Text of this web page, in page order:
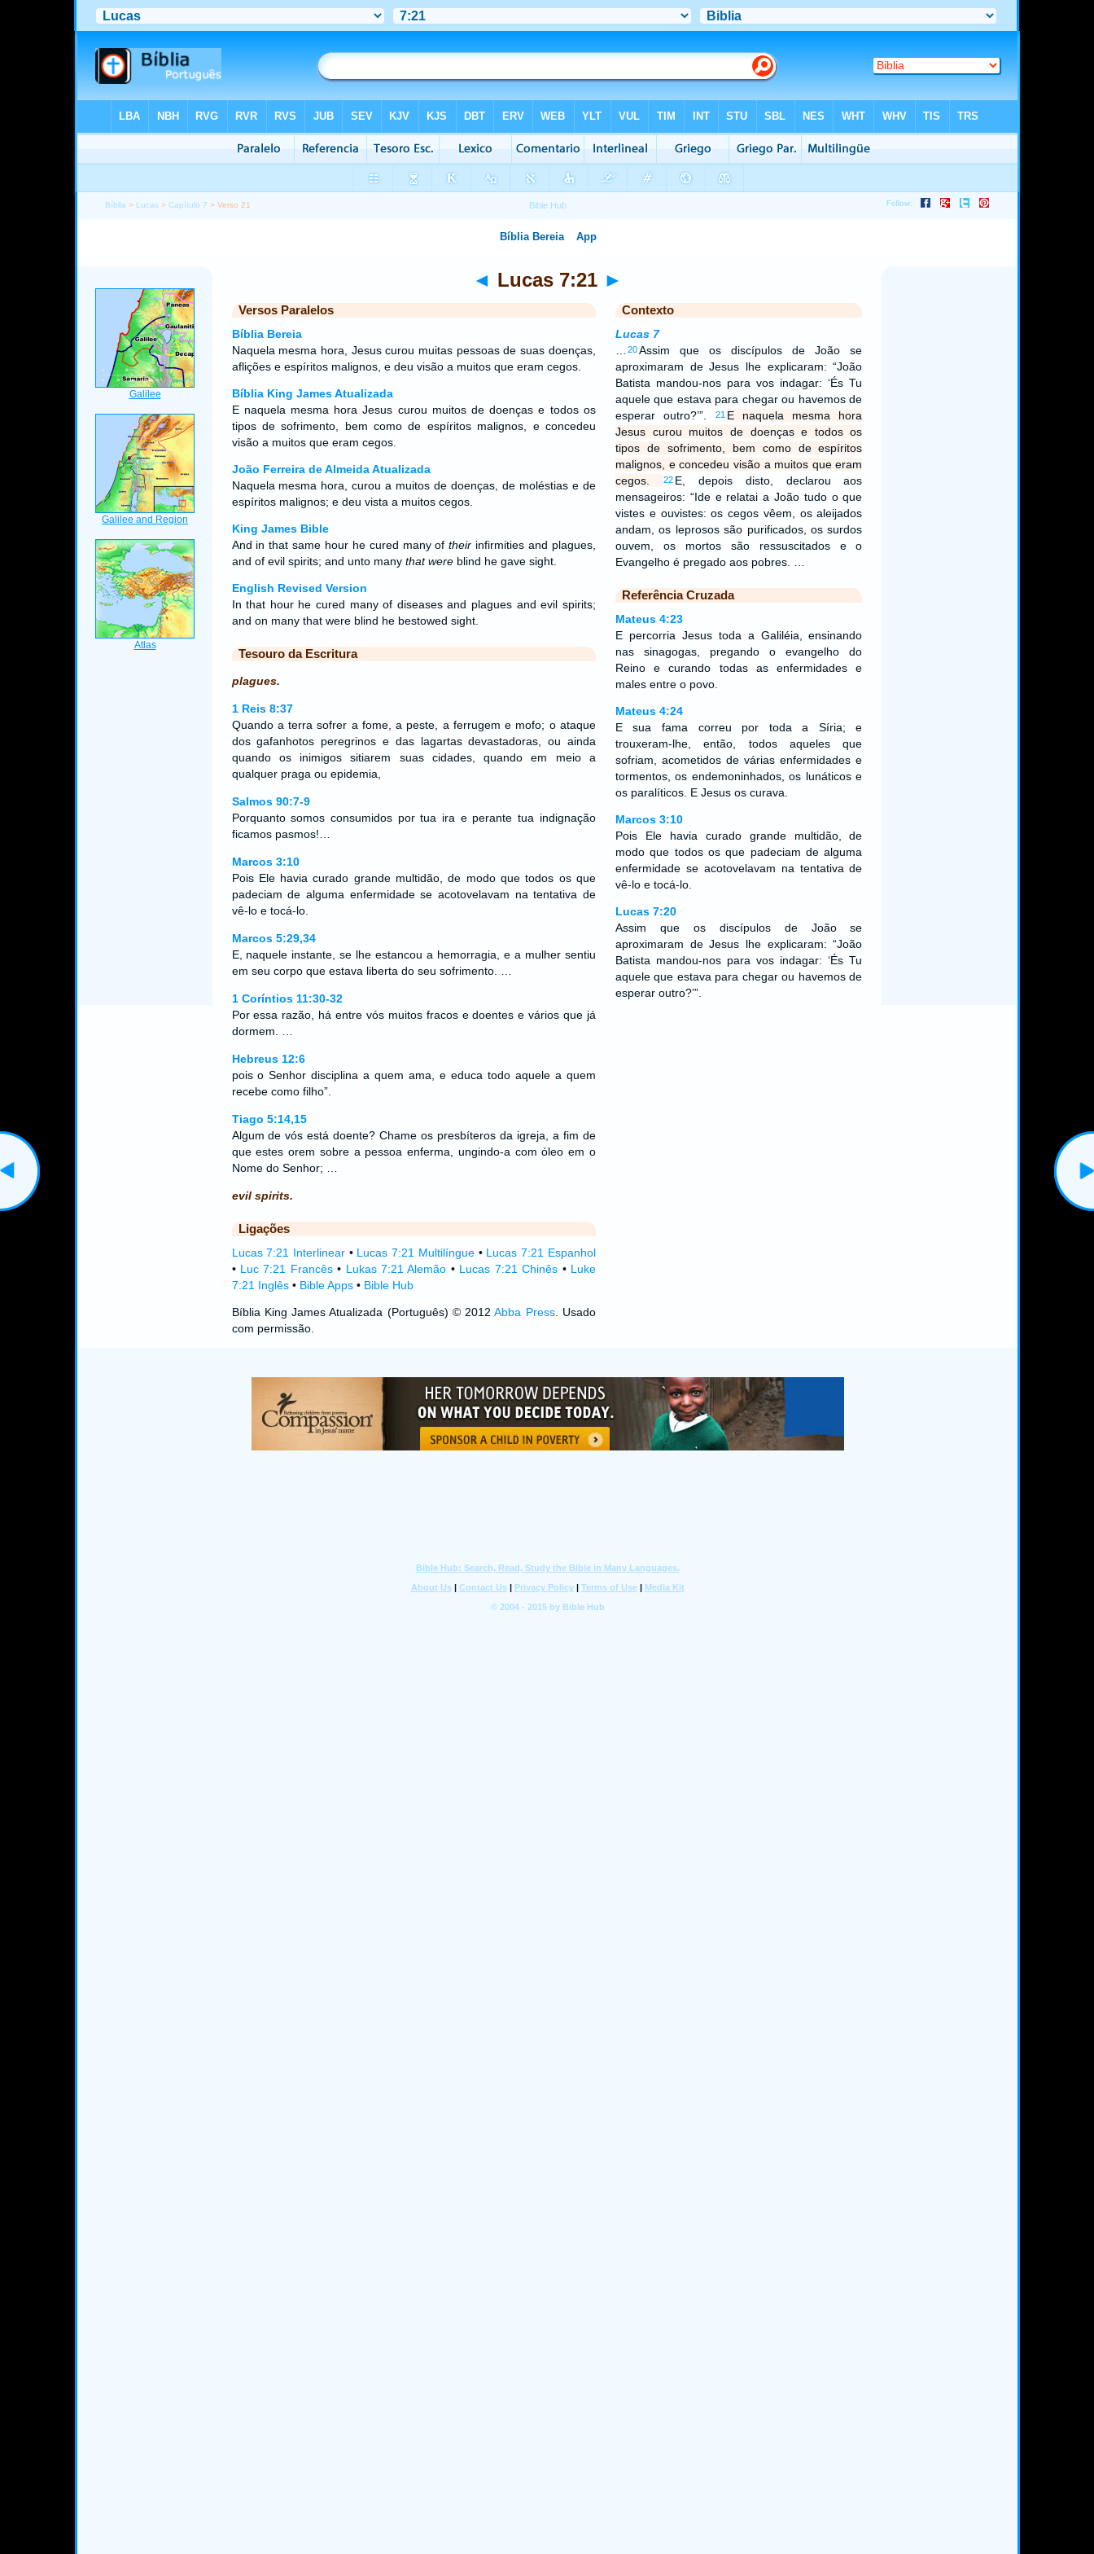
Bíblia > Lucas >Capítulo 7 > Verso 21
◄ Lucas 7:21 ►
Versos Paralelos
Bíblia Bereia
Naquela mesma hora, Jesus curou muitas pessoas de suas doenças,
aflições e espíritos malignos, e deu visão a muitos que eram cegos.
Bíblia King James Atualizada
E naquela mesma hora Jesus curou muitos de doenças e todos os
tipos de sofrimento, bem como de espíritos malignos, e concedeu
visão a muitos que eram cegos.
João Ferreira de Almeida Atualizada
Naquela mesma hora, curou a muitos de doenças, de moléstias e de
espíritos malignos; e deu vista a muitos cegos.
King James Bible
And in that same hour he cured many oftheir infirmities and plagues,
and of evil spirits; and unto many that wereblind he gave sight.
English Revised Version
In that hour he cured many of diseases and plagues and evil spirits;
and on many that were blind he bestowed sight.
Tesouro da Escritura
plagues.
1 Reis 8:37
Quando a terra sofrer a fome, a peste, a ferrugem e mofo; o ataque
dos gafanhotos peregrinos e das lagartas devastadoras, ou ainda
quando os inimigos sitiarem suas cidades, quando em meio a
qualquer praga ou epidemia,
Salmos 90:7-9
Porquanto somos consumidos por tua ira e perante tua indignação
ficamos pasmos!…
Marcos 3:10
Pois Ele havia curado grande multidão, de modo que todos os que
padeciam de alguma enfermidade se acotovelavam na tentativa de
vê-lo e tocá-lo.
Marcos 5:29,34
E, naquele instante, se lhe estancou a hemorragia, e a mulher sentiu
em seu corpo que estava liberta do seu sofrimento. …
1 Coríntios 11:30-32
Por essa razão, há entre vós muitos fracos e doentes e vários que já
dormem. …
Hebreus 12:6
pois o Senhor disciplina a quem ama, e educa todo aquele a quem
recebe como filho”.
Tiago 5:14,15
Algum de vós está doente? Chame os presbíteros da igreja, a fim de
que estes orem sobre a pessoa enferma, ungindo-a com óleo em o
Nome do Senhor; …
evil spirits.
Ligações
Lucas 7:21 Interlinear• Lucas 7:21 Multilíngue• Lucas 7:21 Espanhol
• Luc 7:21 Francês• Lukas 7:21 Alemão • Lucas 7:21 Chinês • Luke
7:21 Inglês• Bible Apps• Bible Hub
Bíblia King James Atualizada (Português) © 2012Abba Press. Usado
com permissão.
Contexto
Lucas 7
20Assim que os discípulos de João se
aproximaram de Jesus lhe explicaram: “João
Batista mandou-nos para vos indagar: ‘És Tu
aquele que estava para chegar ou havemos de
esperar outro?’”.
21 E naquela mesma hora
Jesus curou muitos de doenças e todos os
tipos de sofrimento, bem como de espíritos
malignos, e concedeu visão a muitos que eram
cegos.
22 E, depois disto, declarou aos
mensageiros: “Ide e relatai a João tudo o que
vistes e ouvistes: os cegos vêem, os aleijados
andam, os leprosos são purificados, os surdos
ouvem, os mortos são ressuscitados e o
Evangelho é pregado aos pobres. …
Referência Cruzada
Mateus 4:23
E percorria Jesus toda a Galiléia, ensinando
nas sinagogas, pregando o evangelho do
Reino e curando todas as enfermidades e
males entre o povo.
Mateus 4:24
E sua fama correu por toda a Síria; e
trouxeram-lhe, então, todos aqueles que
sofriam, acometidos de várias enfermidades e
tormentos, os endemoninhados, os lunáticos e
os paralíticos. E Jesus os curava.
Marcos 3:10
Pois Ele havia curado grande multidão, de
modo que todos os que padeciam de alguma
enfermidade se acotovelavam na tentativa de
vê-lo e tocá-lo.
Lucas 7:20
Assim que os discípulos de João se
aproximaram de Jesus lhe explicaram: “João
Batista mandou-nos para vos indagar: ‘És Tu
aquele que estava para chegar ou havemos de
esperar outro?’”.